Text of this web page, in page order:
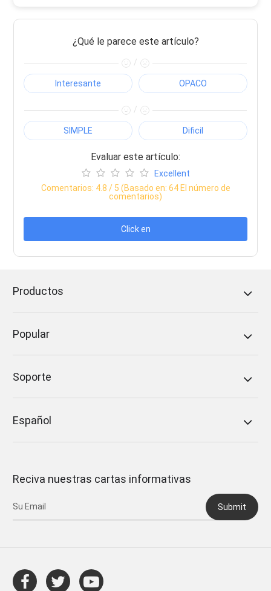
¿Qué le parece este artículo?
/
Interesante OPACO
/
SIMPLE Dificil
Evaluar este artículo:
Excellent
Comentarios: 4.8 / 5 (Basado en: 64El número de
comentarios)
Click en
Productos
Popular
Soporte
Español
Reciva nuestras cartas informativas
Submit